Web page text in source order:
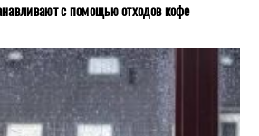
с помощью отходов кофе